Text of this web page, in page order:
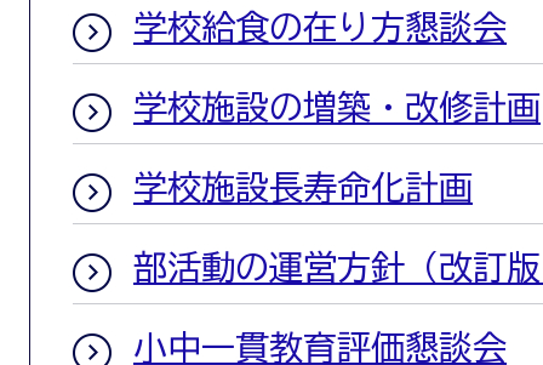
学校給食の在り方懇談会
学校施設の増築・改修計画
学校施設長寿命化計画
部活動の運営方針（改訂
小中一貫教育評価懇談会